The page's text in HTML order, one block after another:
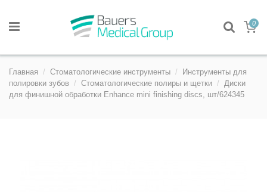
0
Главная Стоматологические инструменты
Инструменты для
полировки зубов
Стоматологические полиры и щетки
Диски
для финишной обработки Enhance mini finishing discs, шт/624345